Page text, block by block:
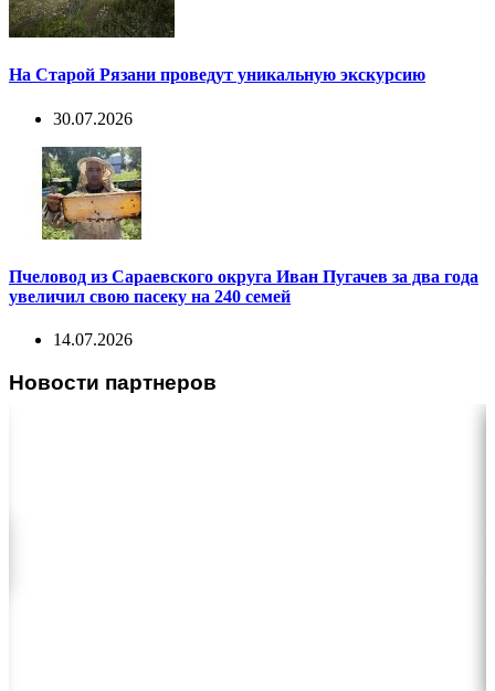
На Старой Рязани проведут уникальную экскурсию
30.07.2026
Пчеловод из Сараевского округа Иван Пугачев за два года
увеличил свою пасеку на 240 семей
14.07.2026
Новости партнеров